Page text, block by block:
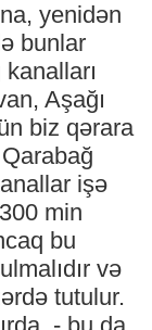
yenidən
bunlar
Aşağı
biz qərara
işə
min
bu
və
tutulur.